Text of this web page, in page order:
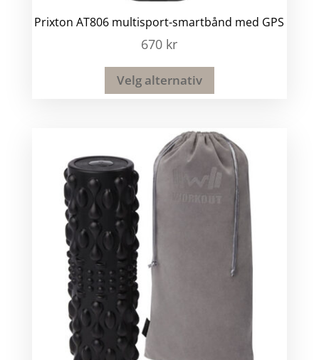
Prixton AT806 multisport-smartbånd med GPS
670 kr
Velg alternativ